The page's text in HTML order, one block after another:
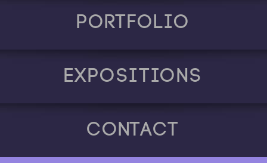
Portfolio
Expositions
Contact